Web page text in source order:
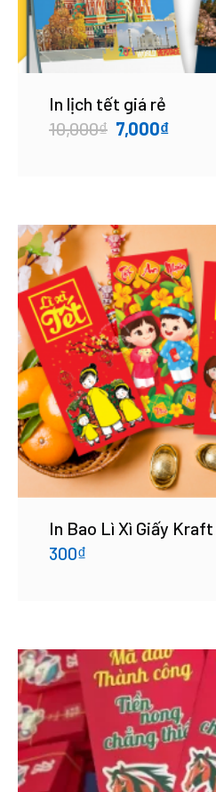
In lịch tết giá rẻ
10,000₫ Original
7,000₫Current
In Bao Lì Xì Giấy Kraft
300₫